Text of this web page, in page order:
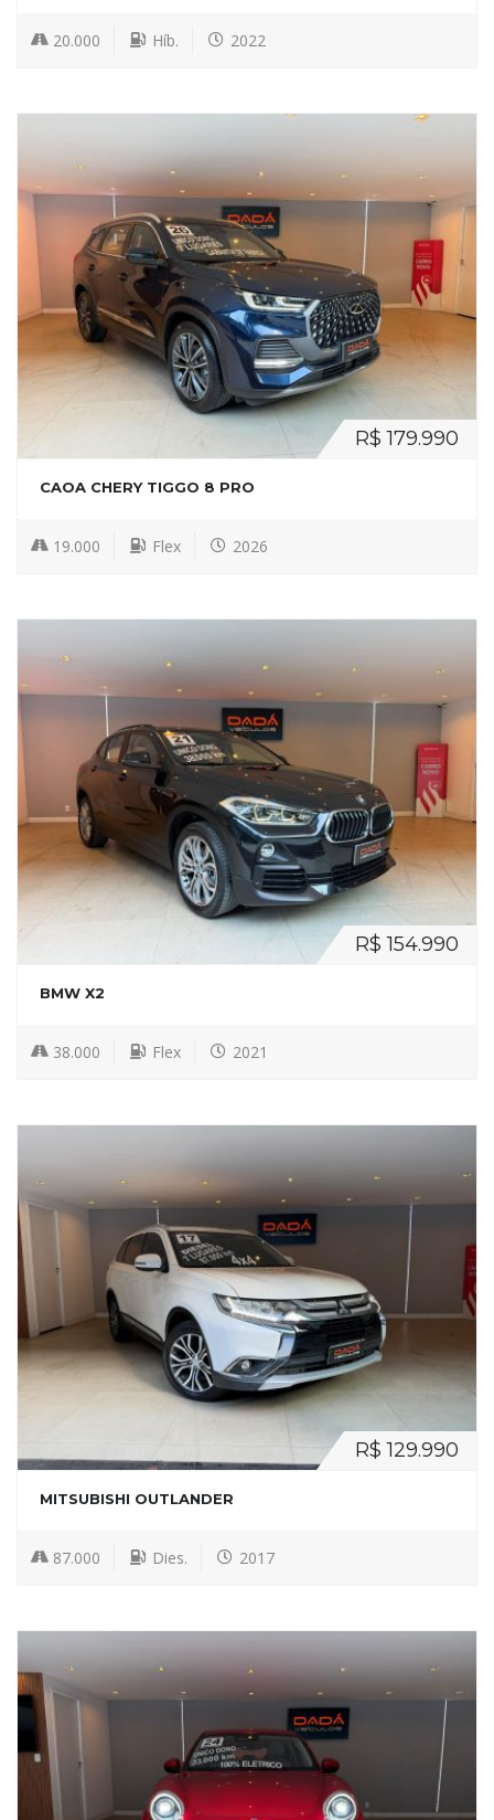
20.000 Híb. 2022
R$ 179.990
CAOA CHERY TIGGO 8 PRO
19.000 Flex 2026
R$ 154.990
BMW X2
38.000 Flex 2021
R$ 129.990
MITSUBISHI OUTLANDER
87.000 Dies. 2017